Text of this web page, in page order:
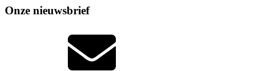
Onze nieuwsbrief